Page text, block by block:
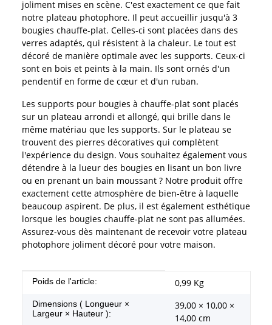
joliment mises en scène. C'est exactement ce que fait
notre plateau photophore. Il peut accueillir jusqu'à 3
bougies chauffe-plat. Celles-ci sont placées dans des
verres adaptés, qui résistent à la chaleur. Le tout est
décoré de manière optimale avec les supports. Ceux-ci
sont en bois et peints à la main. Ils sont ornés d'un
pendentif en forme de cœur et d'un ruban.
Les supports pour bougies à chauffe-plat sont placés
sur un plateau arrondi et allongé, qui brille dans le
même matériau que les supports. Sur le plateau se
trouvent des pierres décoratives qui complètent
l'expérience du design. Vous souhaitez également vous
détendre à la lueur des bougies en lisant un bon livre
ou en prenant un bain moussant ? Notre produit offre
exactement cette atmosphère de bien-être à laquelle
beaucoup aspirent. De plus, il est également esthétique
lorsque les bougies chauffe-plat ne sont pas allumées.
Assurez-vous dès maintenant de recevoir votre plateau
photophore joliment décoré pour votre maison.
#productDetails.itemInformation#
#productDetails.itemValue#
Poids de l'article: 0,99 Kg
Dimensions ( Longueur ×
Largeur × Hauteur ):
39,00 × 10,00 ×
14,00 cm